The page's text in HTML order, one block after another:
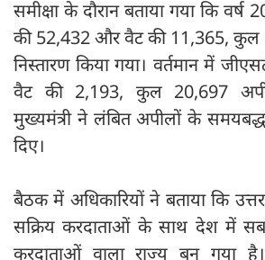
समीक्षा के दौरान बताया गया कि
की 52,432 और वैट की 11,365, कुल
निस्तारण किया गया। वर्तमान में
वैट की 2,193, कुल 20,697
मुख्यमंत्री ने लंबित अपीलों के समयबद्ध
दिए।
बैठक में अधिकारियों ने बताया कि
सक्रिय करदाताओं के साथ देश में
करदाताओं वाला राज्य बन गया